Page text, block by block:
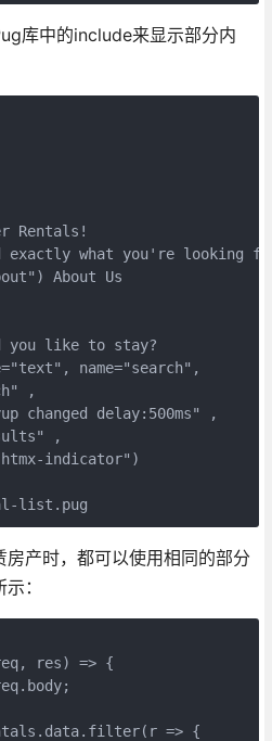
库中的include来显示部分内
Rentals!
exactly what you're looking
About Us
you like to stay?
name="search",
,
changed delay:500ms" ,
,
indicator")
list.pug
产时，都可以使用相同的部分
：
res) => {
=> {